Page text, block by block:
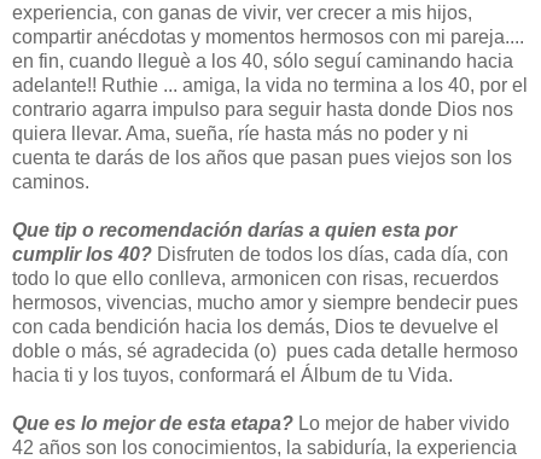
experiencia, con ganas de vivir, ver crecer a mis hijos,
compartir anécdotas y momentos hermosos con mi pareja....
en fin, cuando lleguè a los 40, sólo seguí caminando hacia
adelante!! Ruthie ... amiga, la vida no termina a los 40, por el
contrario agarra impulso para seguir hasta donde Dios nos
quiera llevar. Ama, sueña, ríe hasta más no poder y ni
cuenta te darás de los años que pasan pues viejos son los
caminos.
Que tip o recomendación darías a quien esta por
cumplir los 40? Disfruten de todos los días, cada día, con
todo lo que ello conlleva, armonicen con risas, recuerdos
hermosos, vivencias, mucho amor y siempre bendecir pues
con cada bendición hacia los demás, Dios te devuelve el
doble o más, sé agradecida (o) pues cada detalle hermoso
hacia ti y los tuyos, conformará el Álbum de tu Vida.
Que es lo mejor de esta etapa? Lo mejor de haber vivido
42 años son los conocimientos, la sabiduría, la experiencia